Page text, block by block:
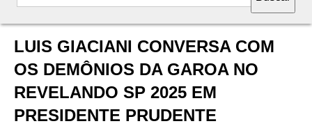
LUIS GIACIANI CONVERSA COM
OS DEMÔNIOS DA GAROA NO
REVELANDO SP 2025 EM
PRESIDENTE PRUDENTE